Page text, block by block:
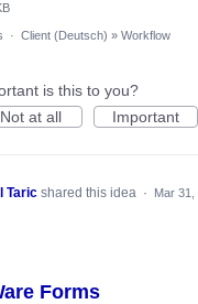
· Client (Deutsch) » Workflow
is this to you?
Not at all
Important
Taric shared this idea · Mar 31,
Forms